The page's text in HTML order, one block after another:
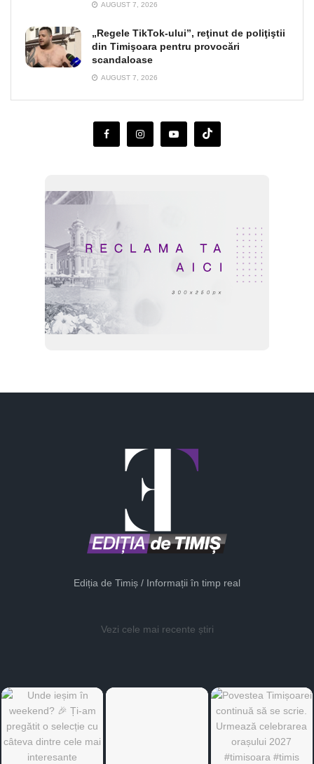
AUGUST 7, 2026
„Regele TikTok-ului”, reţinut de poliţiştii
din Timişoara pentru provocări
scandaloase
AUGUST 7, 2026
Ediția de Timiș / Informații în timp real
Vezi cele mai recente știri